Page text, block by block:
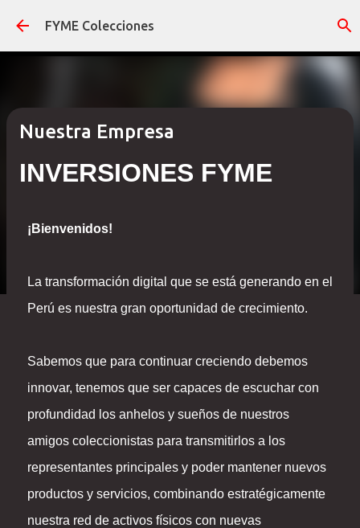
Ir al contenido principal
FYME Colecciones
Nuestra Empresa
INVERSIONES FYME
¡Bienvenidos!
La transformación digital que se está generando en el
Perú es nuestra gran oportunidad de crecimiento.
Sabemos que para continuar creciendo debemos
innovar, tenemos que ser capaces de escuchar con
profundidad los anhelos y sueños de nuestros
amigos coleccionistas para transmitirlos a los
representantes principales y poder mantener nuevos
productos y servicios, combinando estratégicamente
nuestra red de activos físicos con nuevas